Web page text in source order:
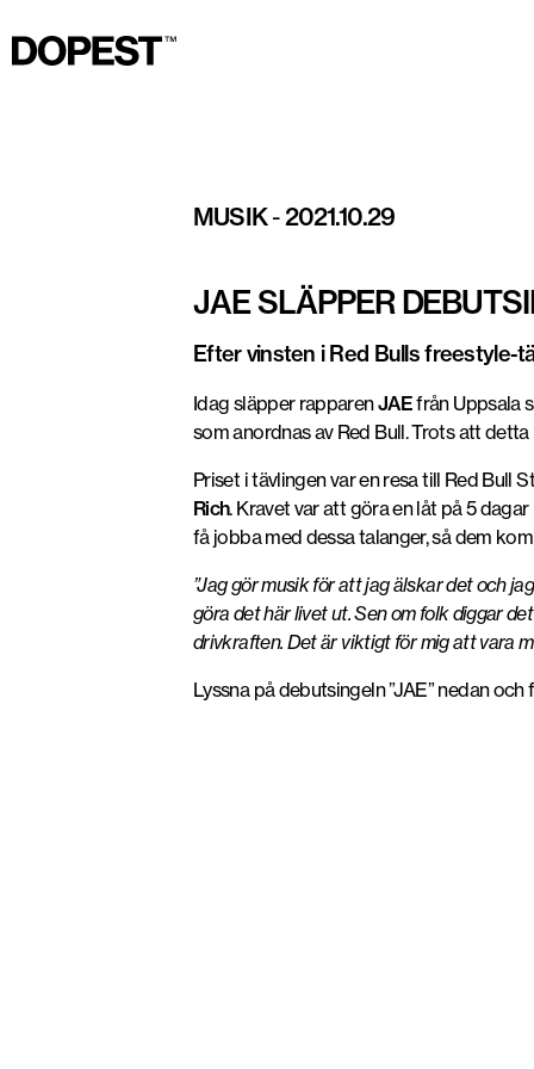
MUSIK-2021.10.29
JAE SLÄPPER
Efter vinsten i Red Bulls freestyle-
Idag släpper rapparenJAEfrån Uppsala
som anordnas av Red Bull. Trots att
Priset i tävlingen var en resa till Red Bull
Rich. Kravet var att göra en låt på 5
få jobba med dessa talanger, så dem
”Jag gör musik för att jag älskar det och
göra det här livet ut. Sen om folk diggar
drivkraften. Det är viktigt för mig att vara
Lyssna på debutsingeln ”JAE” nedan